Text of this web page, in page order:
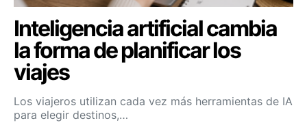
Inteligencia artificial cambia
la forma de planificar los
viajes
Los viajeros utilizan cada vez más herramientas de IA
para elegir destinos,…